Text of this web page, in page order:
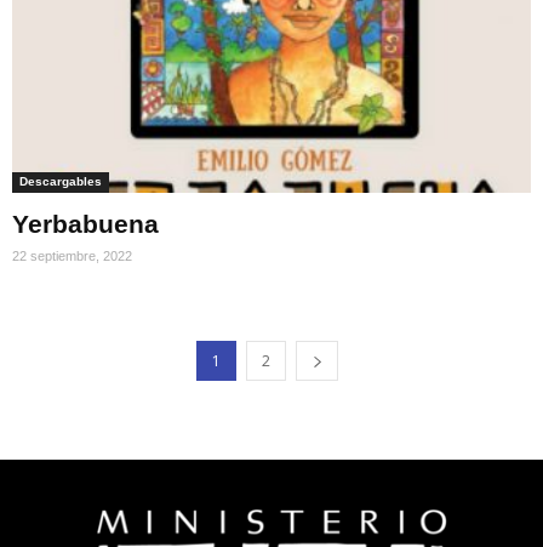
Descargables
Yerbabuena
22 septiembre, 2022
1 2